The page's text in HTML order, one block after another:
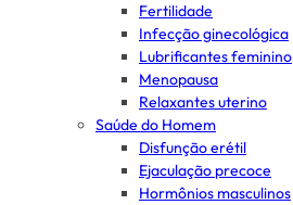
Fertilidade
Infecção ginecológica
Lubrificantes feminino
Menopausa
Relaxantes uterino
Saúde do Homem
Disfunção erétil
Ejaculação precoce
Hormônios masculinos